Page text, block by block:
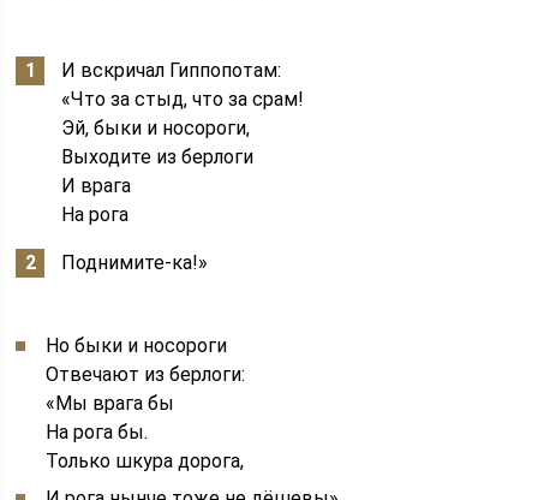
И вскричал Гиппопотам:
«Что за стыд, что за срам!
Эй, быки и носороги,
Выходите из берлоги
И врага
На рога
Поднимите-ка!»
Но быки и носороги
Отвечают из берлоги:
«Мы врага бы
На рога бы.
Только шкура дорога,